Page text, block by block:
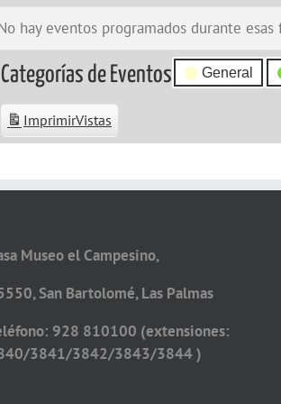
hay eventos programados durante esas
Categorías de Eventos General
ImprimirVistas
Museo el Campesino,
San Bartolomé, Las Palmas
928 810100 (extensiones:
3841/3842/3843/3844 )